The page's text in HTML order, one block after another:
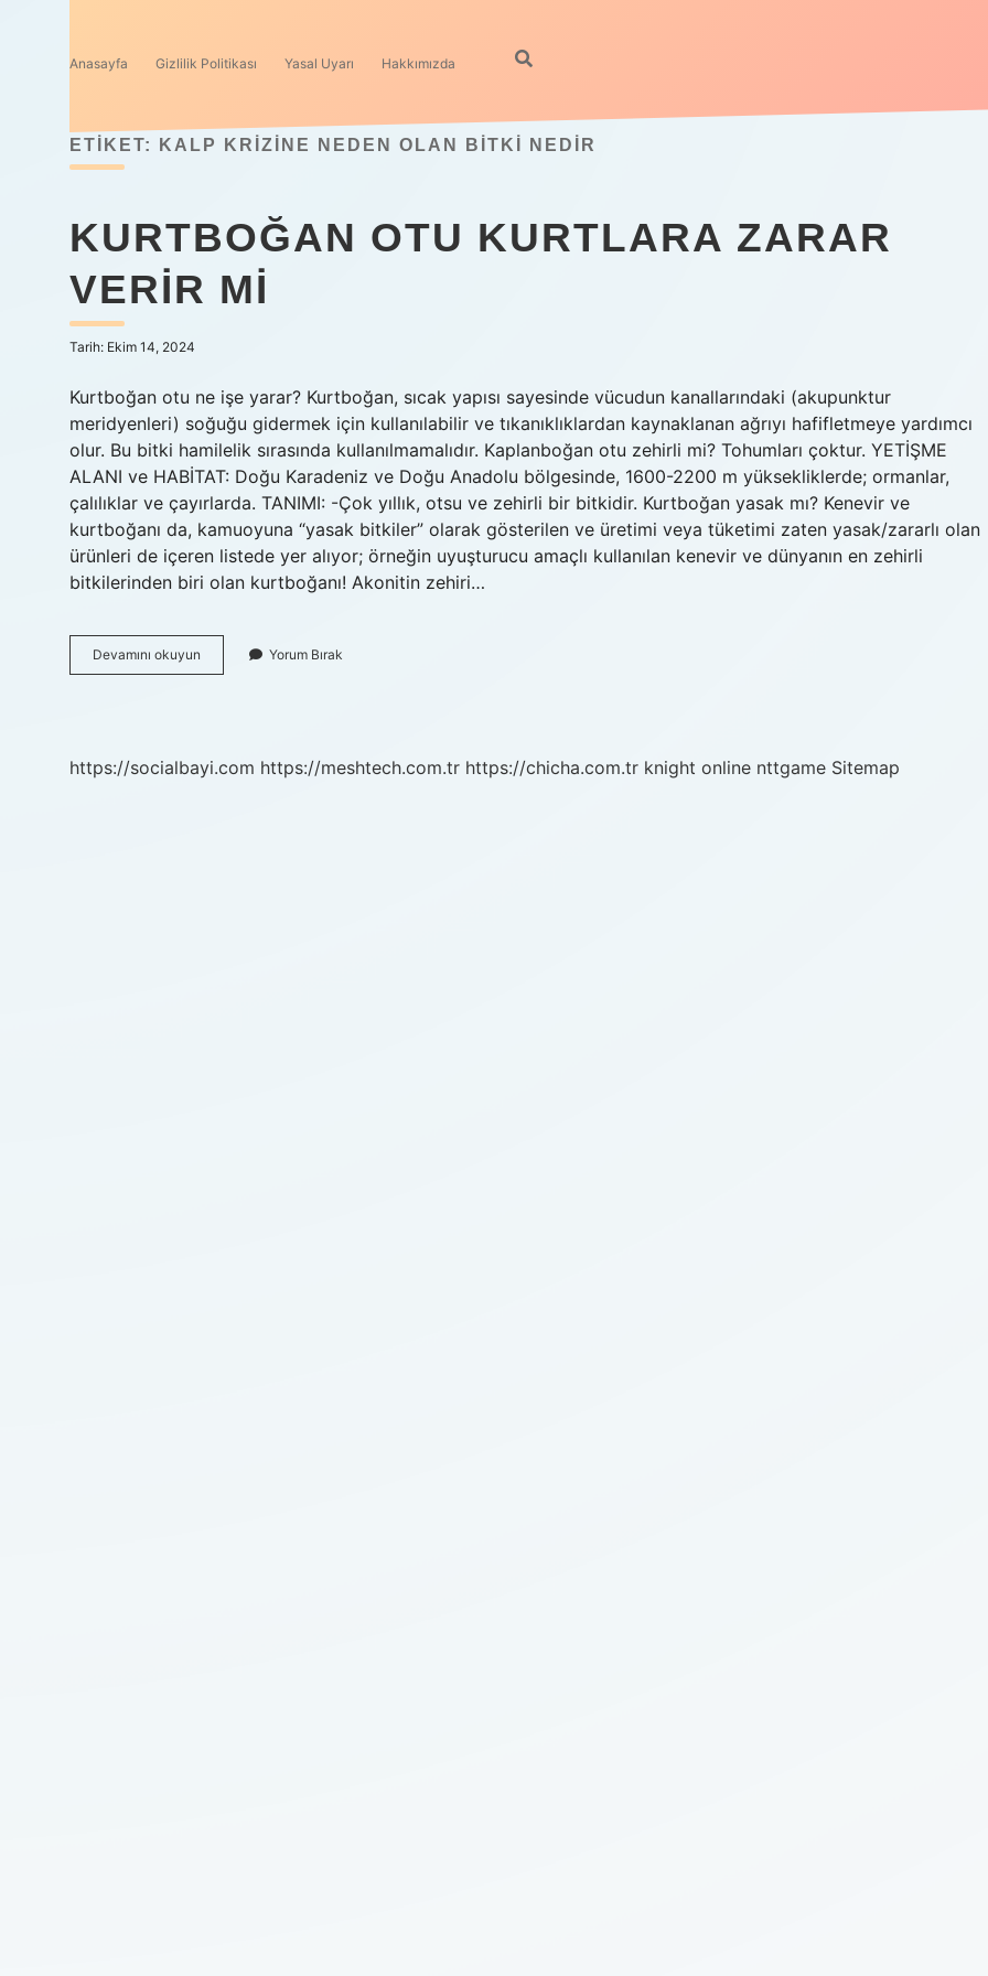
Anasayfa Gizlilik Politikası Yasal Uyarı Hakkımızda
ETIKET: KALP KRIZINE NEDEN OLAN BITKI NEDIR
KURTBOĞAN OTU KURTLARA ZARAR
VERIR MI
Tarih: Ekim 14, 2024
Kurtboğan otu ne işe yarar? Kurtboğan, sıcak yapısı sayesinde vücudun kanallarındaki (akupunktur
meridyenleri) soğuğu gidermek için kullanılabilir ve tıkanıklıklardan kaynaklanan ağrıyı hafifletmeye yardımcı
olur. Bu bitki hamilelik sırasında kullanılmamalıdır. Kaplanboğan otu zehirli mi? Tohumları çoktur. YETİŞME
ALANI ve HABİTAT: Doğu Karadeniz ve Doğu Anadolu bölgesinde, 1600-2200 m yüksekliklerde; ormanlar,
çalılıklar ve çayırlarda. TANIMI: -Çok yıllık, otsu ve zehirli bir bitkidir. Kurtboğan yasak mı? Kenevir ve
kurtboğanı da, kamuoyuna “yasak bitkiler” olarak gösterilen ve üretimi veya tüketimi zaten yasak/zararlı olan
ürünleri de içeren listede yer alıyor; örneğin uyuşturucu amaçlı kullanılan kenevir ve dünyanın en zehirli
bitkilerinden biri olan kurtboğanı! Akonitin zehiri…
Devamını okuyun Kurtboğan
Otu
Yorum Bırak
https://socialbayi.com https://meshtech.com.tr https://chicha.com.tr knight online nttgame Sitemap